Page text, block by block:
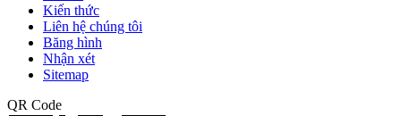
Kiến thức
Liên hệ chúng tôi
Băng hình
Nhận xét
Sitemap
QR Code